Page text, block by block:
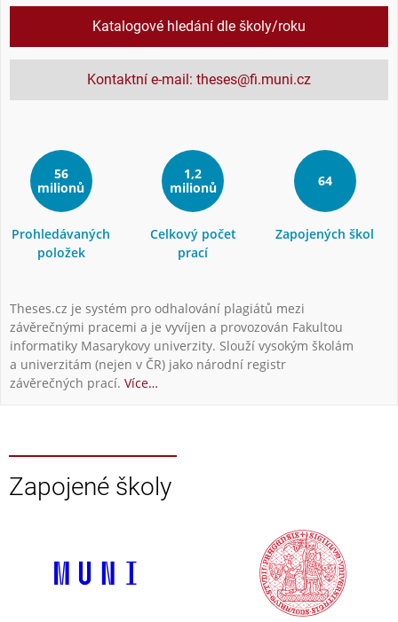
Katalogové hledání dle školy/roku
Kontaktní e-mail: theses@fi.muni.cz
56
milionů
Prohledávaných
položek
1,2
milionů
Celkový počet
prací
64
Zapojených škol
Theses.cz je systém pro odhalování plagiátů mezi
závěrečnými pracemi a je vyvíjen a provozován Fakultou
informatiky Masarykovy univerzity. Slouží vysokým školám
a univerzitám (nejen v ČR) jako národní registr
závěrečných prací. Více…
Zapojené školy